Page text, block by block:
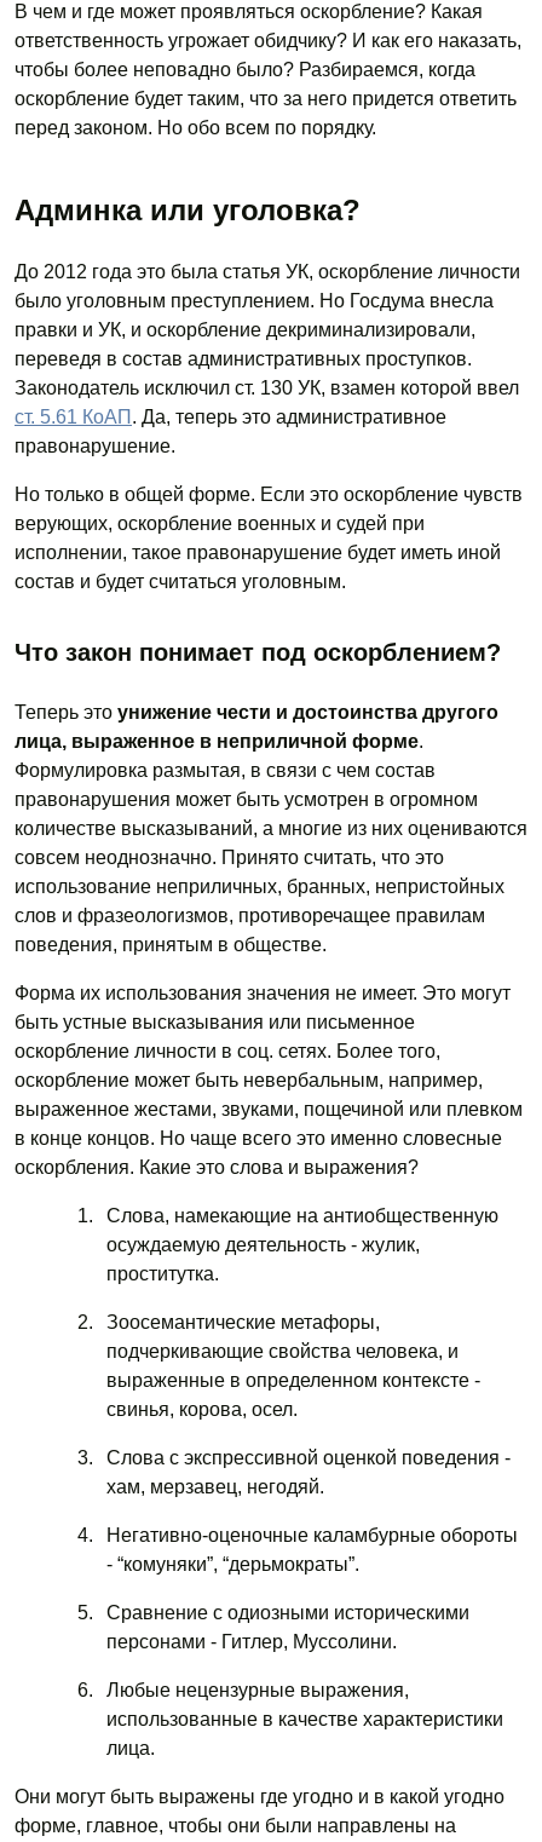
В чем и где может проявляться оскорбление? Какая
ответственность угрожает обидчику? И как его наказать,
чтобы более неповадно было? Разбираемся, когда
оскорбление будет таким, что за него придется ответить
перед законом. Но обо всем по порядку.
Админка или уголовка?
До 2012 года это была статья УК, оскорбление личности
было уголовным преступлением. Но Госдума внесла
правки и УК, и оскорбление декриминализировали,
переведя в состав административных проступков.
Законодатель исключил ст. 130 УК, взамен которой ввел
ст. 5.61 КоАП . Да, теперь это административное
правонарушение.
Но только в общей форме. Если это оскорбление чувств
верующих, оскорбление военных и судей при
исполнении, такое правонарушение будет иметь иной
состав и будет считаться уголовным.
Что закон понимает под оскорблением?
Теперь это унижение чести и достоинства другого
лица, выраженное в неприличной форме.
Формулировка размытая, в связи с чем состав
правонарушения может быть усмотрен в огромном
количестве высказываний, а многие из них оцениваются
совсем неоднозначно. Принято считать, что это
использование неприличных, бранных, непристойных
слов и фразеологизмов, противоречащее правилам
поведения, принятым в обществе.
Форма их использования значения не имеет. Это могут
быть устные высказывания или письменное
оскорбление личности в соц. сетях. Более того,
оскорбление может быть невербальным, например,
выраженное жестами, звуками, пощечиной или плевком
в конце концов. Но чаще всего это именно словесные
оскорбления. Какие это слова и выражения?
Слова, намекающие на антиобщественную
осуждаемую деятельность - жулик,
проститутка.
Зоосемантические метафоры,
подчеркивающие свойства человека, и
выраженные в определенном контексте -
свинья, корова, осел.
Слова с экспрессивной оценкой поведения -
хам, мерзавец, негодяй.
Негативно-оценочные каламбурные обороты
- “комуняки”, “дерьмократы”.
Сравнение с одиозными историческими
персонами - Гитлер, Муссолини.
Любые нецензурные выражения,
использованные в качестве характеристики
лица.
Они могут быть выражены где угодно и в какой угодно
форме, главное, чтобы они были направлены на